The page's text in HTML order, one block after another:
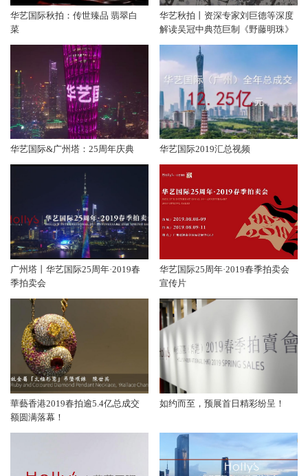
华艺国际秋拍：传世臻品 翡翠白
菜
华艺秋拍丨资深专家刘巨德等深度
解读吴冠中典范巨制《野藤明珠》
华艺国际&广州塔：25周年庆典 华艺国际2019汇总视频
广州塔丨华艺国际25周年·2019春
季拍卖会
华艺国际25周年·2019春季拍卖会
宣传片
華藝香港2019春拍逾5.4亿总成交
额圆满落幕！
如约而至，预展首日精彩纷呈！